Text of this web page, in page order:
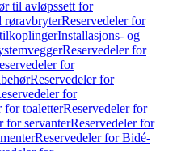
til avløpssett for
røravbryterReservedeler for
Installasjons- og
Reservedeler for
for
Reservedeler for
for
for toaletterReservedeler for
for servanterReservedeler for
Reservedeler for Bidé-